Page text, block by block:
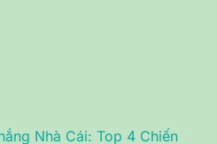
Nhà Cái: Top 4 Chiến